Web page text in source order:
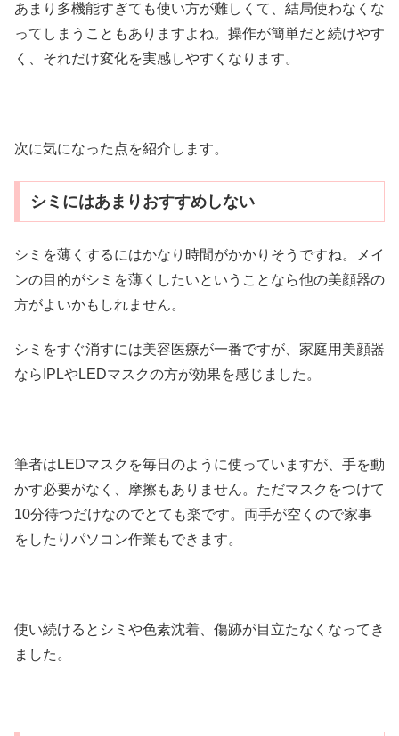
あまり多機能すぎても使い方が難しくて、結局使わなくな
ってしまうこともありますよね。操作が簡単だと続けやす
く、それだけ変化を実感しやすくなります。
次に気になった点を紹介します。
シミにはあまりおすすめしない
シミを薄くするにはかなり時間がかかりそうですね。メイ
ンの目的がシミを薄くしたいということなら他の美顔器の
方がよいかもしれません。
シミをすぐ消すには美容医療が一番ですが、家庭用美顔器
ならIPLやLEDマスクの方が効果を感じました。
筆者はLEDマスクを毎日のように使っていますが、手を動
かす必要がなく、摩擦もありません。ただマスクをつけて
10分待つだけなのでとても楽です。両手が空くので家事
をしたりパソコン作業もできます。
使い続けるとシミや色素沈着、傷跡が目立たなくなってき
ました。